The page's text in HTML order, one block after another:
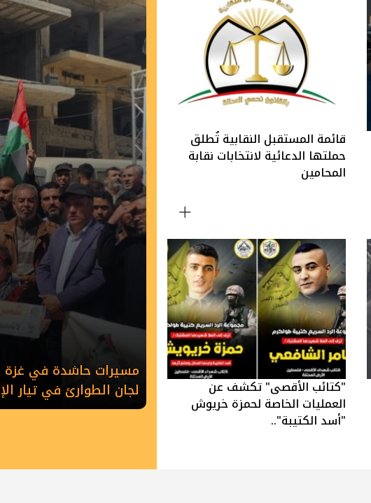
قائمة المستقبل النقابية تُطلق
حملتها الدعائية لانتخابات نقابة
المحامين
"كتائب الأقصى" تكشف عن
العمليات الخاصة لحمزة خريوش
"أسد الكتيبة"..
مسيرات حاشدة في غزة
لجان الطوارئ في تيار